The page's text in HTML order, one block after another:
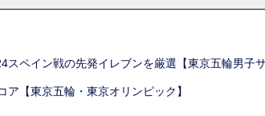
ペイン戦の先発イレブンを厳選【東京五輪男子サ
【東京五輪・東京オリンピック】